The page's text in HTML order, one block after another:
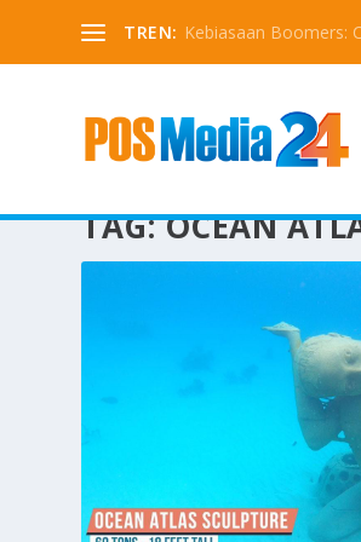
TREN: Kebiasaan Boomers:
TAG:OCEAN